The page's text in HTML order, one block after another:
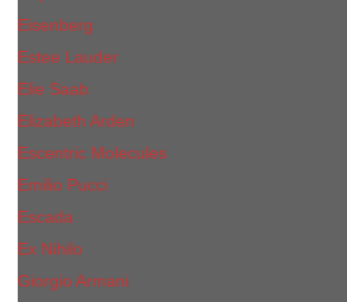
Eisenberg
Еsteе Lаudеr
Elie Saab
Elizabeth Arden
Escentric Molecules
Emilio Pucci
Escada
Ex Nihilo
Giorgio Armani